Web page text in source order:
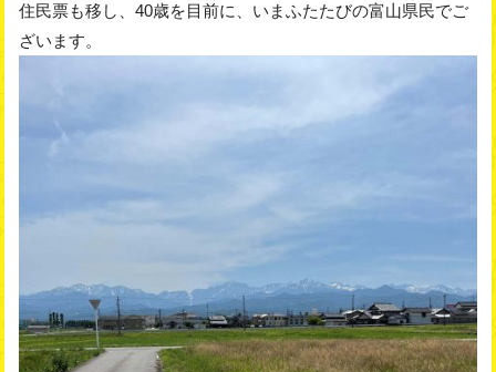
住民票も移し、40歳を目前に、いまふたたびの富山県民でご
ざいます。